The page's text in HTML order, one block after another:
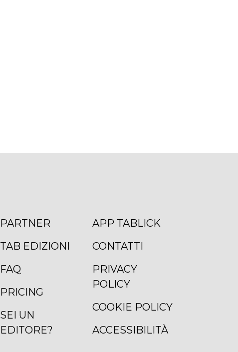
APP TABLICK
CONTATTI
PRIVACY
POLICY
COOKIE POLICY
ACCESSIBILITÀ
PARTNER
TAB EDIZIONI
FAQ
PRICING
SEI UN
EDITORE?